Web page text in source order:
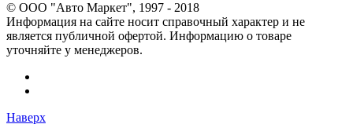
© OOO "Авто Маркет", 1997 - 2018
Информация на сайте носит справочный характер и не
является публичной офертой. Информацию о товаре
уточняйте у менеджеров.
Наверх